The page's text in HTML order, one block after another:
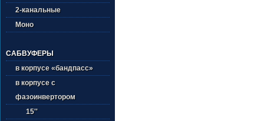
2-канальные
Моно
САБВУФЕРЫ
в корпусе «бандпасс»
в корпусе с
фазоинвертором
15''